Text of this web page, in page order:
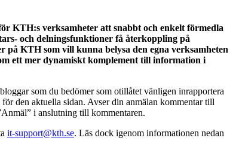
KTH:s verksamheter att snabbt och enkelt förmedla
och delningsfunktioner få återkoppling på
KTH som vill kunna belysa den egna verksamheten
ett mer dynamiskt komplement till information i
som du bedömer som otillåtet vänligen inrapportera
den aktuella sidan. Avser din anmälan kommentar till
i anslutning till kommentaren.
it-support@kth.se. Läs dock igenom informationen nedan